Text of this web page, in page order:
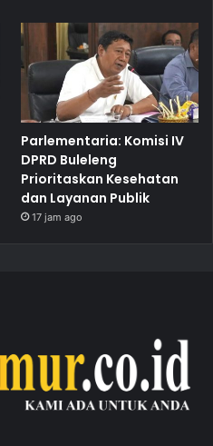
Parlementaria: Komisi IV
DPRD Buleleng
Prioritaskan Kesehatan
dan Layanan Publik
17 jam ago